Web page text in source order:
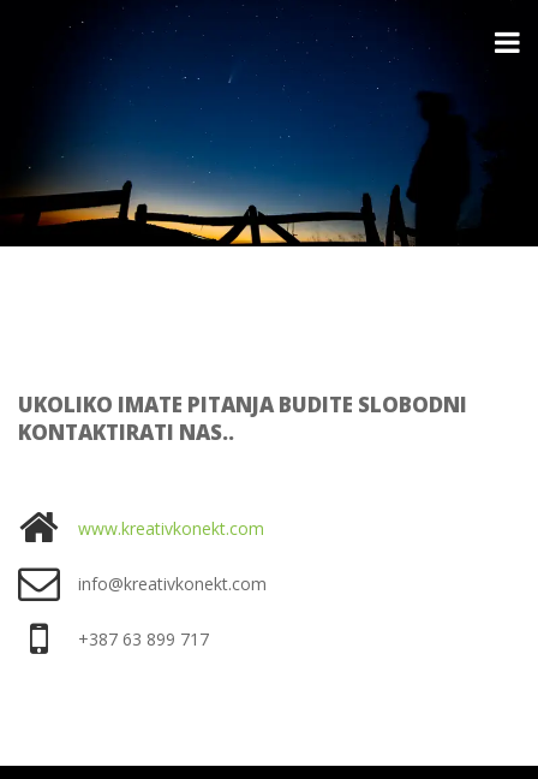
UKOLIKO IMATE PITANJA BUDITE SLOBODNI
KONTAKTIRATI NAS..
www.kreativkonekt.com
info@kreativkonekt.com
+387 63 899 717